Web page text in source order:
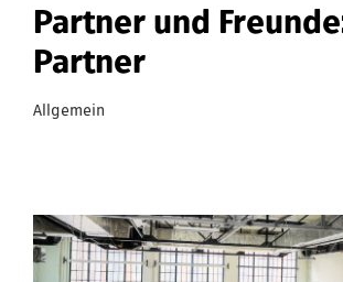
Partner und
Partner
Allgemein